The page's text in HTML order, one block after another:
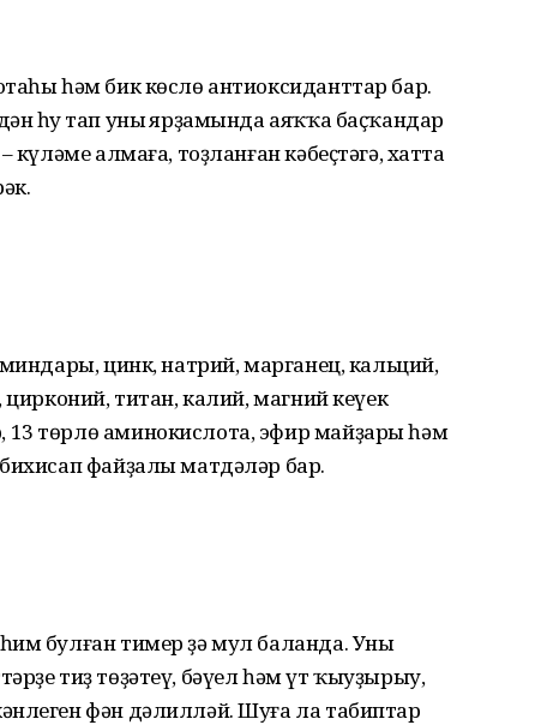
һәм бик көслө антиоксиданттар бар.
һуң тап уның ярҙамында аяҡҡа баҫҡандар
алмаға, тоҙланған кәбеҫтәгә, хатта
цинк, натрий, марганец, кальций,
титан, калий, магний кеүек
төрлө аминокислота, эфир майҙары һәм
файҙалы матдәләр бар.
булған тимер ҙә мул баланда. Уның
тиҙ төҙәтеү, бәүел һәм үт ҡыуҙырыу,
фән дәлилләй. Шуға ла табиптар